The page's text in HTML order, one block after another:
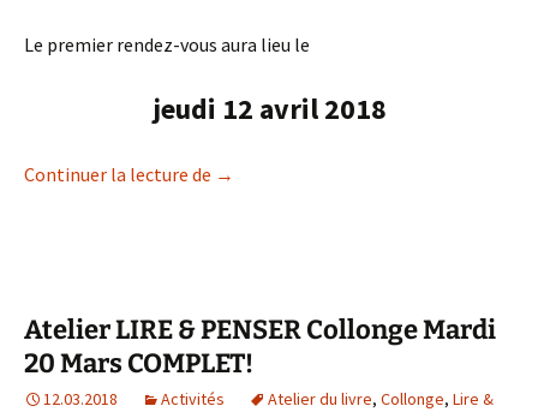
Le premier rendez-vous aura lieu le
jeudi 12 avril 2018
Continuer la lecture de Histoire de l’Art : jeudi 12 avril 16h30-
→
Atelier LIRE & PENSER Collonge Mardi
20 Mars COMPLET!
12.03.2018 Activités Atelier du livre, Collonge, Lire &